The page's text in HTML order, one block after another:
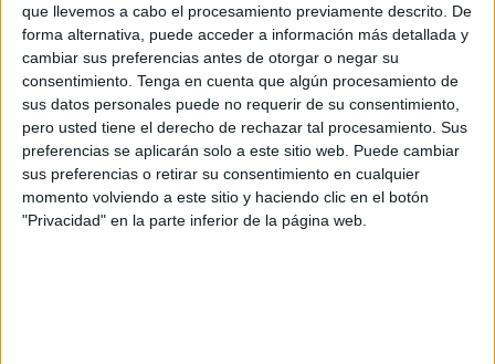
que llevemos a cabo el procesamiento previamente descrito. De
forma alternativa, puede acceder a información más detallada y
cambiar sus preferencias antes de otorgar o negar su
consentimiento. Tenga en cuenta que algún procesamiento de
sus datos personales puede no requerir de su consentimiento,
pero usted tiene el derecho de rechazar tal procesamiento. Sus
preferencias se aplicarán solo a este sitio web. Puede cambiar
sus preferencias o retirar su consentimiento en cualquier
momento volviendo a este sitio y haciendo clic en el botón
"Privacidad" en la parte inferior de la página web.
El premio ha sido recogido por Luhay Hamido, quien
muy emocionado, ha agradecido enormemente este
reconocimiento.
El presidente de la entidad blanca ha señalado que la
clave de todos estos éxitos es “caminar juntos, todos,
Federación de Fútbol, Gobierno de la Ciudad, club, afición,
medios de comunicación, todo el fútbol de Ceuta y toda
Ceuta. Muchísimas gracias a todos, y siempre AD Ceuta”.